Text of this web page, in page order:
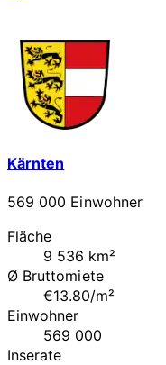
Kärnten
569 000 Einwohner
Fläche
9 536 km²
Ø Bruttomiete
€13.80/m²
Einwohner
569 000
Inserate